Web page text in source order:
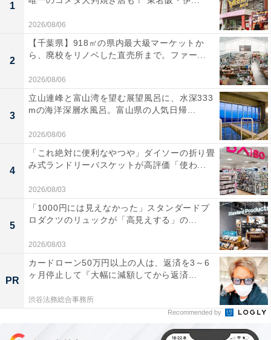
1
2026/08/06
2
【千葉県】918㎡の県内最大級マーケットか
ら、廃校をリノベした直売所まで。ファー...
2026/08/06
3
立山連峰と富山湾を望む展望風呂に、水深333
mの海洋深層水風呂。富山県の人気日帰...
2026/08/06
4
「これ絶対に便利なやつや」ダイソーの折り畳
み式ランドリーバスケットが高評価「使わ...
2026/08/03
5
「1000円には見えなかった」スタンダードプ
ロダクツのリュックが「高見えする」の...
2026/08/03
PR
カードローン50万円以上の人は、返済を3～6
ヶ月停止して『大幅に減額してから返済...
渋谷法務総合事務所
Recommended by